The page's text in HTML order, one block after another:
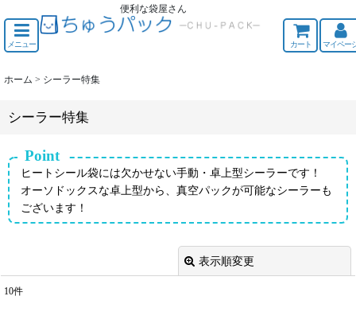
便利な袋屋さん
メニュー カート マイペー
ホーム > シーラー特集
シーラー特集
Point
ヒートシール袋には欠かせない手動・卓上型シーラーです！
オーソドックスな卓上型から、真空パックが可能なシーラーも
ございます！
表示順変更
10件